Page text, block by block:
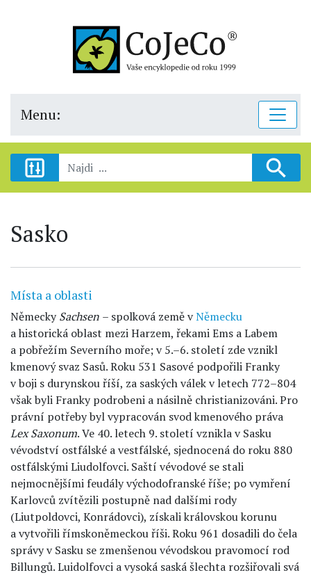
Menu:
Sasko
Místa a oblasti
NěmeckySachsen – spolková země vNěmecku
a historická oblast mezi Harzem, řekami Ems a Labem
a pobřežím Severního moře; v 5.–6. století zde vznikl
kmenový svaz Sasů. Roku 531 Sasové podpořili Franky
v boji s durynskou říší, za saských válek v letech 772–804
však byli Franky podrobeni a násilně christianizováni. Pro
právní potřeby byl vypracován svod kmenového práva
Lex Saxonum. Ve 40. letech 9. století vznikla v Sasku
vévodství ostfálské a vestfálské, sjednocená do roku 880
ostfálskými Liudolfovci. Saští vévodové se stali
nejmocnějšími feudály východofranské říše; po vymření
Karlovců zvítězili postupně nad dalšími rody
(Liutpoldovci, Konrádovci), získali královskou korunu
a vytvořili římskoněmeckou říši. Roku 961 dosadili do čela
správy v Sasku se zmenšenou vévodskou pravomocí rod
Billungů. Luidolfovci a vysoká saská šlechta rozšiřovali svá